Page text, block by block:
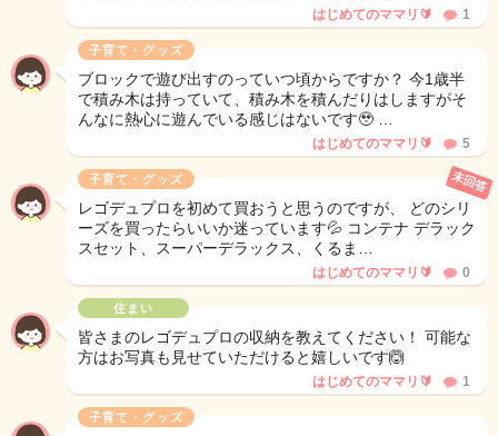
はじめてのママリ🔰 1
子育て・グッズ
ブロックで遊び出すのっていつ頃からですか？ 今1歳半
で積み木は持っていて、積み木を積んだりはしますがそ
んなに熱心に遊んでいる感じはないです🥹 …
はじめてのママリ🔰 5
子育て・グッズ
レゴデュプロを初めて買おうと思うのですが、 どのシリ
ーズを買ったらいいか迷っています💦 コンテナ デラック
スセット、スーパーデラックス、くるま…
未回答
はじめてのママリ🔰 0
住まい
皆さまのレゴデュプロの収納を教えてください！ 可能な
方はお写真も見せていただけると嬉しいです🙆
はじめてのママリ🔰 1
子育て・グッズ